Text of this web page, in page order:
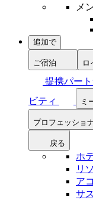
メ
追加で
ご宿泊 ロ
提携パー
ビティ
ミ
プロフェッショ
戻る
ホ
リ
ア
サ